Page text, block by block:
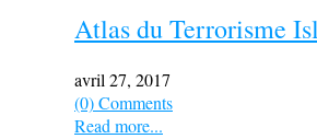
Atlas du Terrorisme
avril 27, 2017
(0) Comments
Read more...